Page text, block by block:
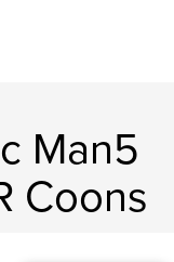
Man5
Coons